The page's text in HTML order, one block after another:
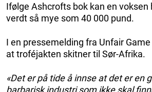
Ifølge Ashcrofts bok kan en
verdt så mye som 40 000 pund.
I en pressemelding fra Unfair
at troféjakten skitner til Sør-Afrika.
«Det er på tide å innse at det er en
barbarisk industri som ikke skal